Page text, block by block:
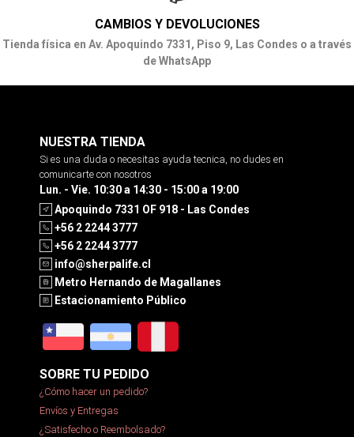
CAMBIOS Y DEVOLUCIONES
Tienda física en Av. Apoquindo 7331, Piso 9, Las Condes o a través
de WhatsApp
NUESTRA TIENDA
Si es una duda o necesitas ayuda tecnica, no dudes en
comunicarte con nosotros
Lun. - Vie. 10:30 a 14:30 - 15:00 a 19:00
Apoquindo 7331 OF 918 - Las Condes
+56 2 2244 3777
+56 2 2244 3777
info@sherpalife.cl
Metro Hernando de Magallanes
Estacionamiento Público
SOBRE TU PEDIDO
¿Cómo hacer un pedido?
Envíos y Entregas
¿Satisfecho o Reembolsado?